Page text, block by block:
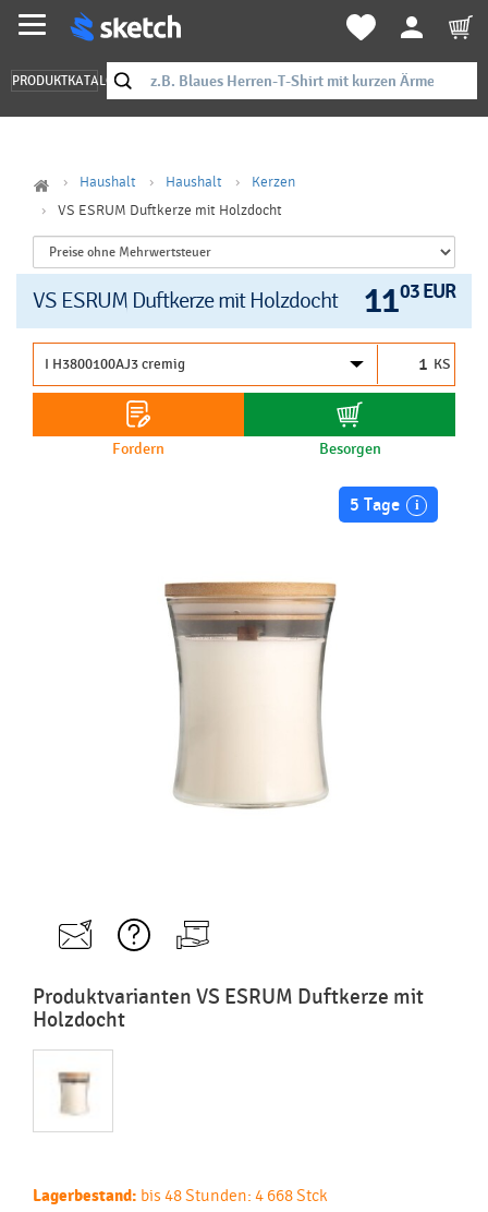
PRODUKTKATALOG
Haushalt Haushalt
Kerzen
VS ESRUM Duftkerze mit Holzdocht
VS ESRUM Duftkerze mit Holzdocht 1103 EUR
KS
Fordern Besorgen
5 Tage
Produktvarianten VS ESRUM Duftkerze mit
Holzdocht
Lagerbestand: bis 48 Stunden: 4 668 Stck